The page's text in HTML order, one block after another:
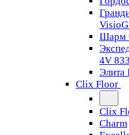
Шарм
4V 833
Элита
Clix Floor
Clix
Charm